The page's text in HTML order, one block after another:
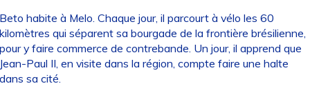
habite à Melo. Chaque jour, il parcourt à vélo les 60
qui séparent sa bourgade de la frontière brésilienne,
y faire commerce de contrebande. Un jour, il apprend que
Paul II, en visite dans la région, compte faire une halte
sa cité.